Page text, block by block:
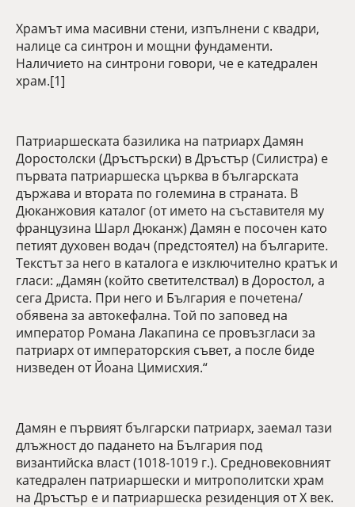
Храмът има масивни стени, изпълнени с квадри,
налице са синтрон и мощни фундаменти.
Наличието на синтрони говори, че е катедрален
храм.[1]
Патриаршеската базилика на патриарх Дамян
Доростолски (Дръстърски) в Дръстър (Силистра) е
първата патриаршеска църква в българската
държава и втората по големина в страната. В
Дюканжовия каталог (от името на съставителя му
французина Шарл Дюканж) Дамян е посочен като
петият духовен водач (предстоятел) на българите.
Текстът за него в каталога е изключително кратък и
гласи: „Дамян (който светителствал) в Доростол, а
сега Дриста. При него и България е почетена/
обявена за автокефална. Той по заповед на
император Романа Лакапина се провъзгласи за
патриарх от императорския съвет, а после биде
низведен от Йоана Цимисхия.“
Дамян е първият български патриарх, заемал тази
длъжност до падането на България под
византийска власт (1018-1019 г.). Средновековният
катедрален патриаршески и митрополитски храм
на Дръстър е и патриаршеска резиденция от Х век.